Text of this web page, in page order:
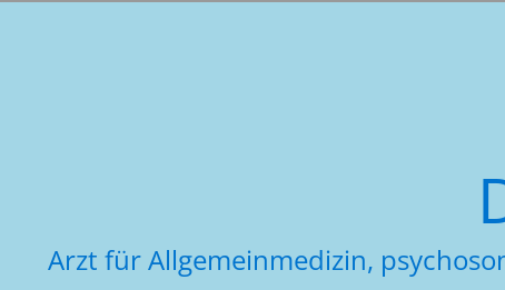
Arzt für Allgemeinmedizin,